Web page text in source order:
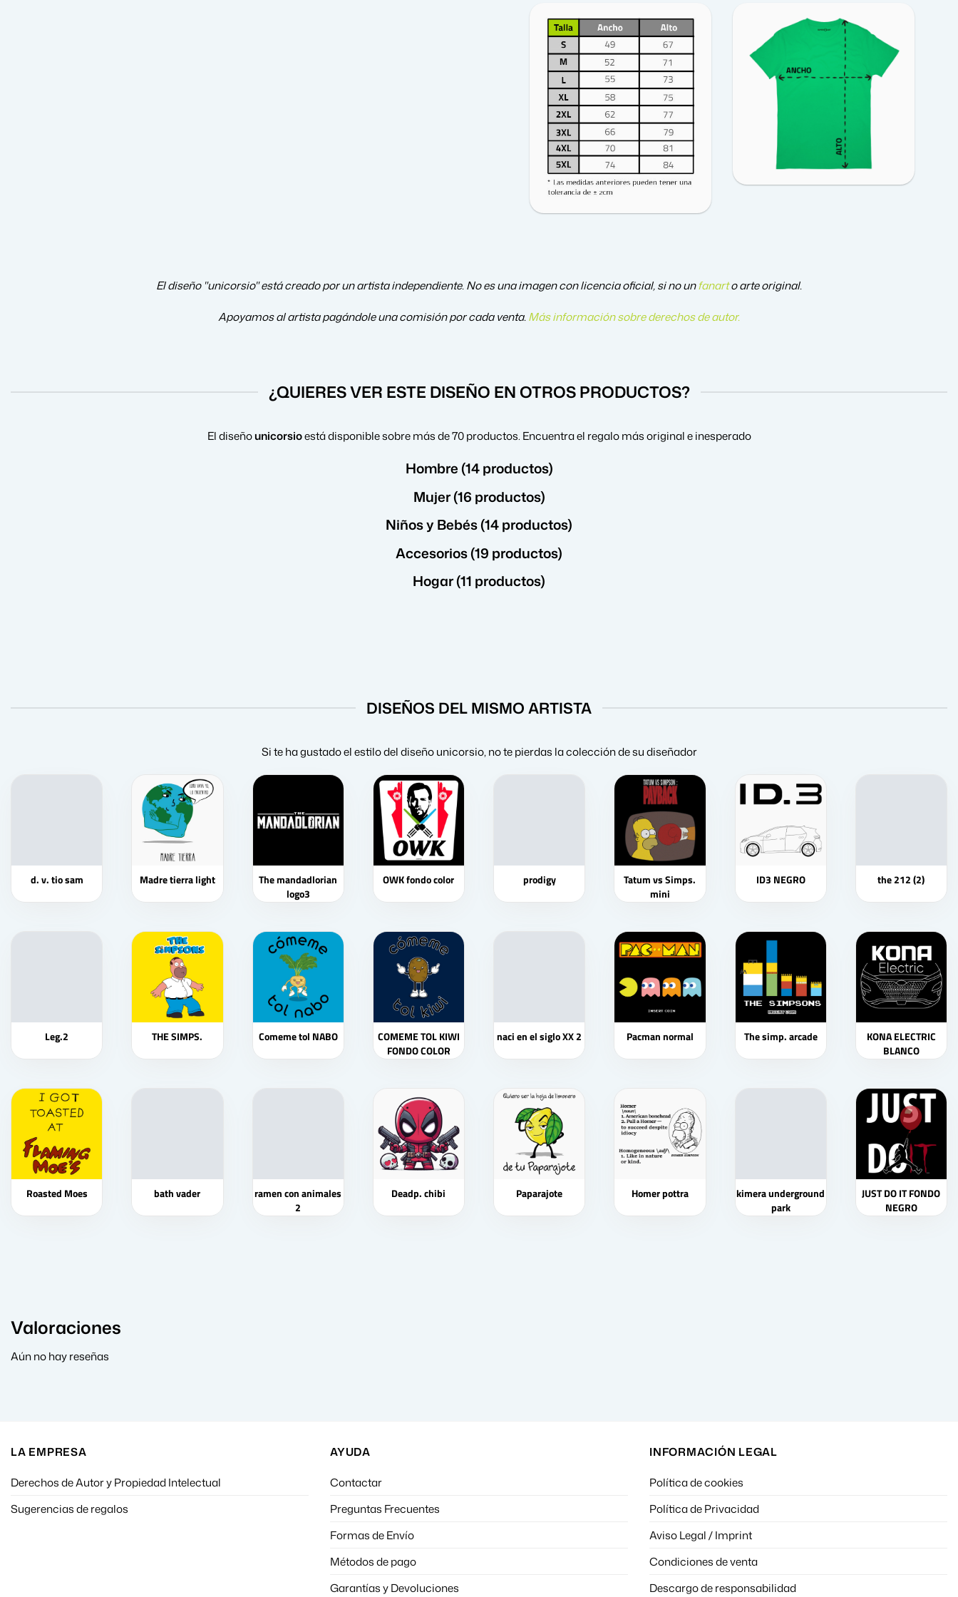
El diseño "unicorsio" está creado por un artista independiente. No es una imagen con licencia oficial, si no unfanarto arte original.
Apoyamos al artista pagándole una comisión por cada venta.Más información sobre derechos de autor.
¿QUIERES VER ESTE DISEÑO EN OTROS PRODUCTOS?
El diseñounicorsioestá disponible sobre más de 70 productos. Encuentra el regalo más original e inesperado
Hombre (14 productos)
Mujer (16 productos)
Niños y Bebés (14 productos)
Accesorios (19 productos)
Hogar (11 productos)
DISEÑOS DEL MISMO ARTISTA
Si te ha gustado el estilo del diseño unicorsio, no te pierdas la colección de su diseñador
d. v. tio sam Madre tierra light
The mandadlorian
logo3
OWK fondo color prodigy
Tatum vs Simps.
mini
ID3 NEGRO the 212 (2)
Leg.2 THE SIMPS. Comeme tol NABO
COMEME TOL KIWI
FONDO COLOR
naci en el siglo XX 2 Pacman normal The simp. arcade
KONA ELECTRIC
BLANCO
Roasted Moes bath vader
ramen con animales
2
Deadp. chibi Paparajote Homer pottra
kimera underground
park
JUST DO IT FONDO
NEGRO
Valoraciones
Aún no hay reseñas
LA EMPRESA
Derechos de Autor y Propiedad Intelectual
Sugerencias de regalos
AYUDA
Contactar
Preguntas Frecuentes
Formas de Envío
Métodos de pago
Garantías y Devoluciones
INFORMACIÓN LEGAL
Política de cookies
Política de Privacidad
Aviso Legal / Imprint
Condiciones de venta
Descargo de responsabilidad